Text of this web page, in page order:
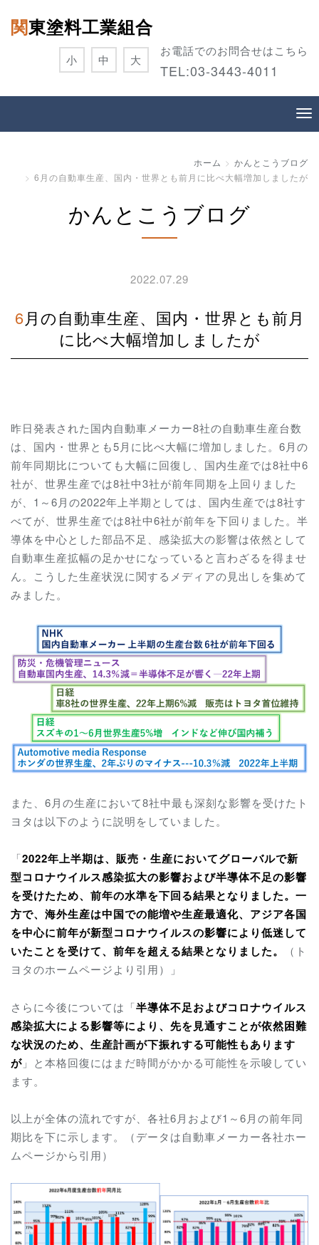
関東塗料工業組合
お電話でのお問合せはこちら
TEL:03-3443-4011
小 中 大
ホーム
かんとこうブログ
6月の自動車生産、国内・世界とも前月に比べ大幅増加しましたが
かんとこうブログ
2022.07.29
6月の自動車生産、国内・世界とも前月
に比べ大幅増加しましたが
昨日発表された国内自動車メーカー8社の自動車生産台数
は、国内・世界とも5月に比べ大幅に増加しました。6月の
前年同期比についても大幅に回復し、国内生産では8社中6
社が、世界生産では8社中3社が前年同期を上回りました
が、1～6月の2022年上半期としては、国内生産では8社す
べてが、世界生産では8社中6社が前年を下回りました。半
導体を中心とした部品不足、感染拡大の影響は依然として
自動車生産拡幅の足かせになっていると言わざるを得ませ
ん。こうした生産状況に関するメディアの見出しを集めて
みました。
また、6月の生産において8社中最も深刻な影響を受けたト
ヨタは以下のように説明をしていました。
「2022年上半期は、販売・生産においてグローバルで新
型コロナウイルス感染拡大の影響および半導体不足の影響
を受けたため、前年の水準を下回る結果となりました。一
方で、海外生産は中国での能増や生産最適化、アジア各国
を中心に前年が新型コロナウイルスの影響により低迷して
いたことを受けて、前年を超える結果となりました。
（ト
ヨタのホームページより引用）」
さらに今後については「半導体不足およびコロナウイルス
感染拡大による影響等により、先を見通すことが依然困難
な状況のため、生産計画が下振れする可能性もあります
が 」と本格回復にはまだ時間がかかる可能性を示唆してい
ます。
以上が全体の流れですが、各社6月および1～6月の前年同
期比を下に示します。（データは自動車メーカー各社ホー
ムページから引用）